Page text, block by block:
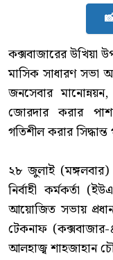
‎কক্সবাজারের উখিয়া
মাসিক সাধারণ সভা
জনসেবার
জোরদার করার
গতিশীল করার
‎২৮ জুলাই
নির্বাহী কর্মকর্তা
আয়োজিত সভায়
টেকনাফ
আলহাজ্ব শাহজাহান